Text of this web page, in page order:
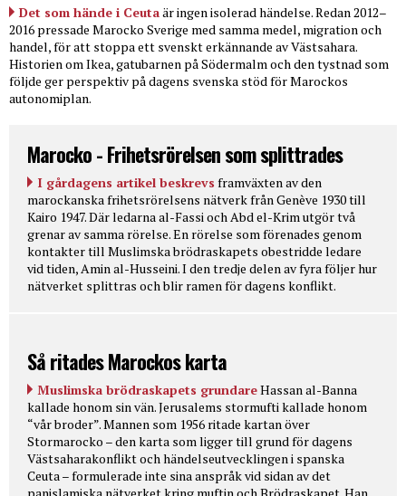
Det som hände i Ceutaär ingen isolerad händelse. Redan 2012–
2016 pressade Marocko Sverige med samma medel, migration och
handel, för att stoppa ett svenskt erkännande av Västsahara.
Historien om Ikea, gatubarnen på Södermalm och den tystnad som
följde ger perspektiv på dagens svenska stöd för Marockos
autonomiplan.
Marocko - Frihetsrörelsen som splittrades
I gårdagens artikel beskrevs framväxten av den
marockanska frihetsrörelsens nätverk från Genève 1930 till
Kairo 1947. Där ledarna al-Fassi och Abd el-Krim utgör två
grenar av samma rörelse. En rörelse som förenades genom
kontakter till Muslimska brödraskapets obestridde ledare
vid tiden, Amin al-Husseini. I den tredje delen av fyra följer hur
nätverket splittras och blir ramen för dagens konflikt.
Så ritades Marockos karta
Muslimska brödraskapets grundareHassan al-Banna
kallade honom sin vän. Jerusalems stormufti kallade honom
“vår broder”. Mannen som 1956 ritade kartan över
Stormarocko – den karta som ligger till grund för dagens
Västsaharakonflikt och händelseutvecklingen i spanska
Ceuta – formulerade inte sina anspråk vid sidan av det